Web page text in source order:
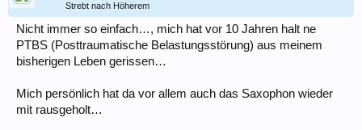
Strebt nach Höherem
Nicht immer so einfach…, mich hat vor 10 Jahren halt ne
PTBS (Posttraumatische Belastungsstörung) aus meinem
bisherigen Leben gerissen…
Mich persönlich hat da vor allem auch das Saxophon wieder
mit rausgeholt…